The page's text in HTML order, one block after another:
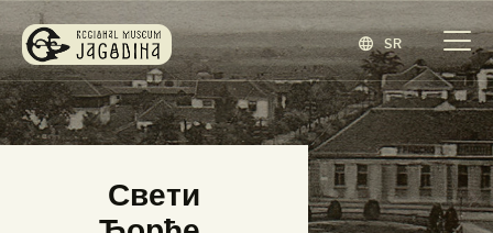
SR
Свети
ЗАВИЧАЈНИ МУЗЕЈ ЈАГОДИНА
www.jagodina.museum
ЗБИРКЕ